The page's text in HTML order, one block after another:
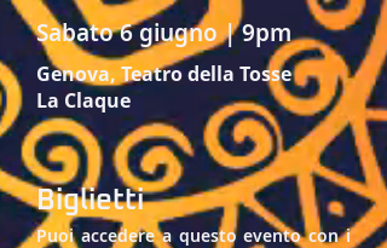
Sabato 6 giugno | 9pm
Genova, Teatro della Tosse
La Claque
Biglietti
Puoi accedere a questo evento con i